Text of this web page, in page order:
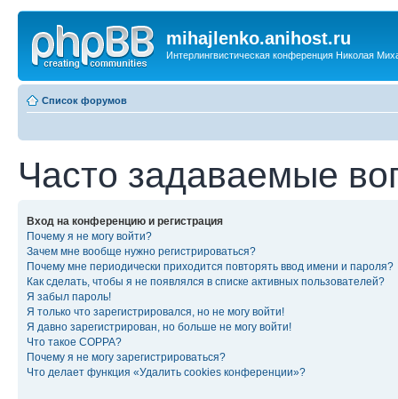
mihajlenko.anihost.ru
Интерлингвистическая конференция Николая
Список форумов
Часто задаваемые
Вход на конференцию и регистрация
Почему я не могу войти?
Зачем мне вообще нужно регистрироваться?
Почему мне периодически приходится повторять ввод имени и пароля?
Как сделать, чтобы я не появлялся в списке активных пользователей?
Я забыл пароль!
Я только что зарегистрировался, но не могу войти!
Я давно зарегистрирован, но больше не могу войти!
Что такое COPPA?
Почему я не могу зарегистрироваться?
Что делает функция «Удалить cookies конференции»?